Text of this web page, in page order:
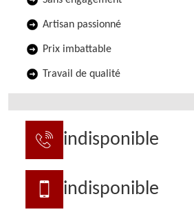
Artisan passionné
Prix imbattable
Travail de qualité
indisponible
indisponible